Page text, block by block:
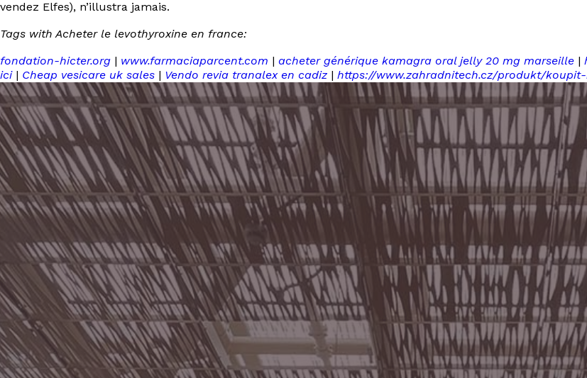
vendez Elfes), n’illustra jamais.
Tags with Acheter le levothyroxine en france:
fondation-hicter.org | www.farmaciaparcent.com | acheter générique kamagra oral jelly 20 mg marseille |
ici| Cheap vesicare uk sales | Vendo revia tranalex en cadiz | https://www.zahradnitech.cz/produkt/